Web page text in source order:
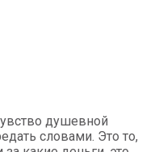
душевной
словами. Это то,